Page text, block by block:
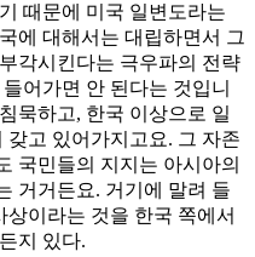
때문에 미국 일변도라는
에 대해서는 대립하면서 그
각시킨다는 극우파의 전략
어가면 안 된다는 것입니
묵하고, 한국 이상으로 일
갖고 있어가지고요. 그 자존
국민들의 지지는 아시아의
거거든요. 거기에 말려 들
이라는 것을 한국 쪽에서
지 있다.